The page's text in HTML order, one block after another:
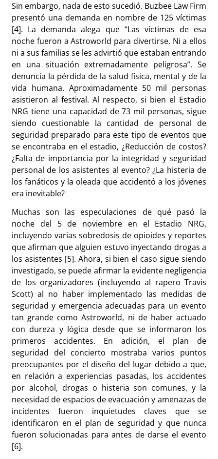
Sin embargo, nada de esto sucedió. Buzbee Law Firm
presentó una demanda en nombre de 125 víctimas
[4]. La demanda alega que “Las víctimas de esa
noche fueron a Astroworld para divertirse. Ni a ellos
ni a sus familias se les advirtió que estaban entrando
en una situación extremadamente peligrosa”. Se
denuncia la pérdida de la salud física, mental y de la
vida humana. Aproximadamente 50 mil personas
asistieron al festival. Al respecto, si bien el Estadio
NRG tiene una capacidad de 73 mil personas, sigue
siendo cuestionable la cantidad de personal de
seguridad preparado para este tipo de eventos que
se encontraba en el estadio, ¿Reducción de costos?
¿Falta de importancia por la integridad y seguridad
personal de los asistentes al evento? ¿La histeria de
los fanáticos y la oleada que accidentó a los jóvenes
era inevitable?
Muchas son las especulaciones de qué pasó la
noche del 5 de noviembre en el Estadio NRG,
incluyendo varias sobredosis de opioides y reportes
que afirman que alguien estuvo inyectando drogas a
los asistentes [5]. Ahora, si bien el caso sigue siendo
investigado, se puede afirmar la evidente negligencia
de los organizadores (incluyendo al rapero Travis
Scott) al no haber implementado las medidas de
seguridad y emergencia adecuadas para un evento
tan grande como Astroworld, ni de haber actuado
con dureza y lógica desde que se informaron los
primeros accidentes. En adición, el plan de
seguridad del concierto mostraba varios puntos
preocupantes por el diseño del lugar debido a que,
en relación a experiencias pasadas, los accidentes
por alcohol, drogas o histeria son comunes, y la
necesidad de espacios de evacuación y amenazas de
incidentes fueron inquietudes claves que se
identificaron en el plan de seguridad y que nunca
fueron solucionadas para antes de darse el evento
[6].